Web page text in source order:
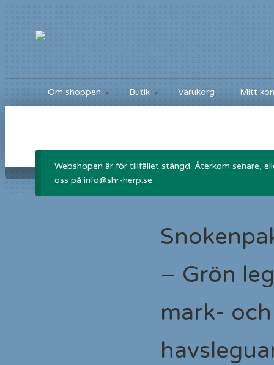
Om shoppen Butik Varukorg Mitt
Webshopen är för tillfället stängd. Återkom senare,
oss på info@shr-herp.se
– Grön
mark- och